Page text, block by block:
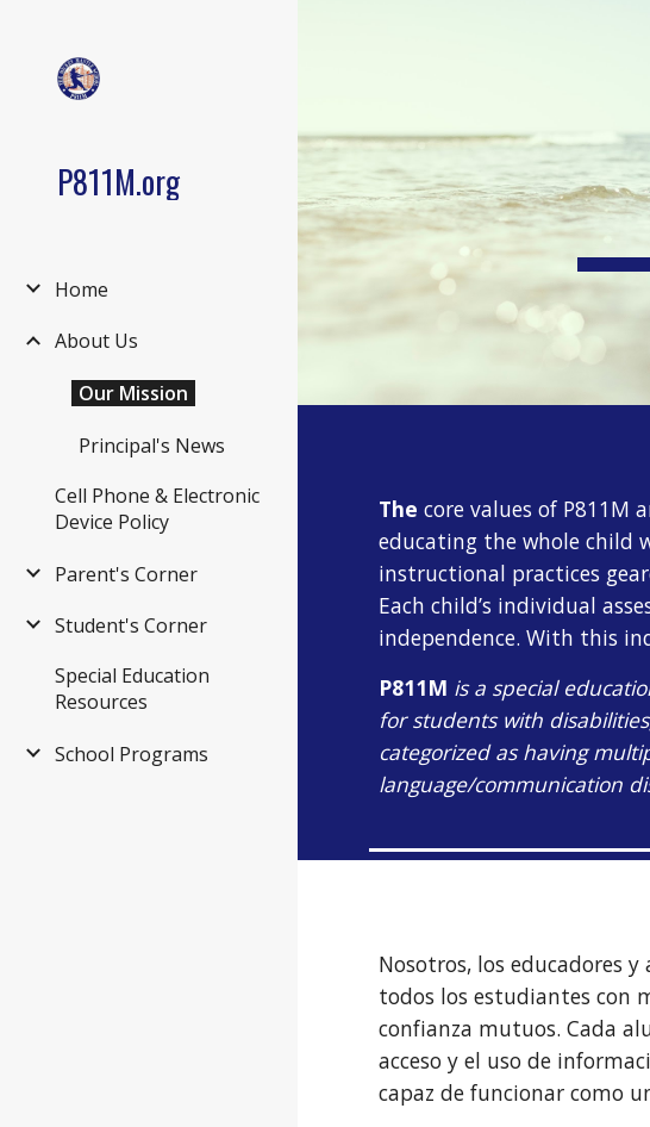
P811M.org
Home
About Us
Our Mission
Principal's News
Cell Phone & Electronic
Device Policy
Parent's Corner
Student's Corner
Special Education
Resources
School Programs
Thecore values of P811M
educating the whole child
instructional practices
Each child’s individual
independence. With this
P811M is a special
for students with
categorized as having
language/communication
Nosotros, los educadores
todos los estudiantes con
confianza mutuos. Cada
acceso y el uso de
capaz de funcionar como